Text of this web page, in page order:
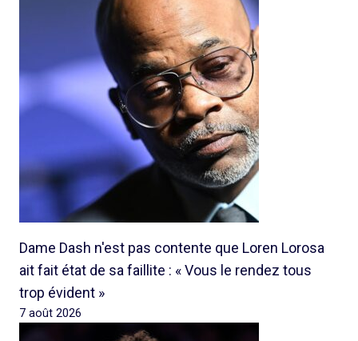
Dame Dash n'est pas contente que Loren Lorosa
ait fait état de sa faillite : « Vous le rendez tous
trop évident »
7 août 2026